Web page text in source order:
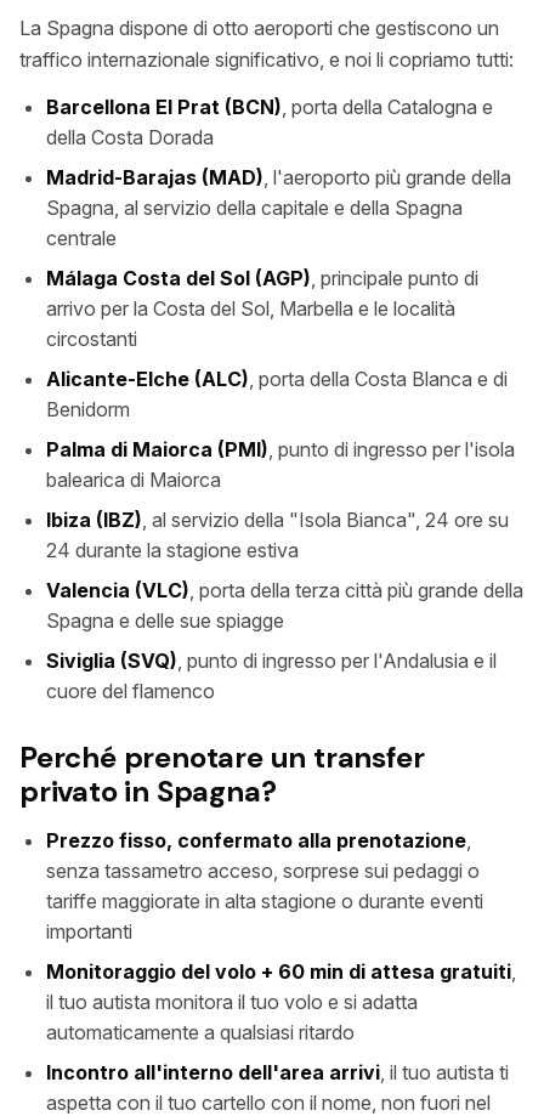
La Spagna dispone di otto aeroporti che gestiscono un
traffico internazionale significativo, e noi li copriamo tutti:
Barcellona El Prat (BCN), porta della Catalogna e
della Costa Dorada
Madrid-Barajas (MAD), l'aeroporto più grande della
Spagna, al servizio della capitale e della Spagna
centrale
Málaga Costa del Sol (AGP), principale punto di
arrivo per la Costa del Sol, Marbella e le località
circostanti
Alicante-Elche (ALC), porta della Costa Blanca e di
Benidorm
Palma di Maiorca (PMI), punto di ingresso per l'isola
balearica di Maiorca
Ibiza (IBZ), al servizio della "Isola Bianca", 24 ore su
24 durante la stagione estiva
Valencia (VLC), porta della terza città più grande della
Spagna e delle sue spiagge
Siviglia (SVQ), punto di ingresso per l'Andalusia e il
cuore del flamenco
Perché prenotare un transfer
privato in Spagna?
Prezzo fisso, confermato alla prenotazione,
senza tassametro acceso, sorprese sui pedaggi o
tariffe maggiorate in alta stagione o durante eventi
importanti
Monitoraggio del volo + 60 min di attesa gratuiti,
il tuo autista monitora il tuo volo e si adatta
automaticamente a qualsiasi ritardo
Incontro all'interno dell'area arrivi, il tuo autista ti
aspetta con il tuo cartello con il nome, non fuori nel